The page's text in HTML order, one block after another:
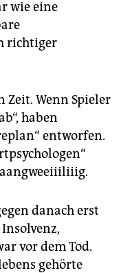
wie eine
richtiger
Zeit. Wenn Spieler
haben
entworfen.
danach erst
vor dem Tod.
gehörte